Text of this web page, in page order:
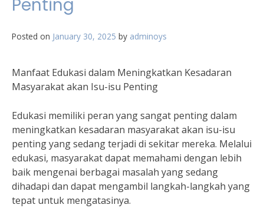
Penting
Posted on January 30, 2025 by adminoys
Manfaat Edukasi dalam Meningkatkan Kesadaran
Masyarakat akan Isu-isu Penting
Edukasi memiliki peran yang sangat penting dalam
meningkatkan kesadaran masyarakat akan isu-isu
penting yang sedang terjadi di sekitar mereka. Melalui
edukasi, masyarakat dapat memahami dengan lebih
baik mengenai berbagai masalah yang sedang
dihadapi dan dapat mengambil langkah-langkah yang
tepat untuk mengatasinya.